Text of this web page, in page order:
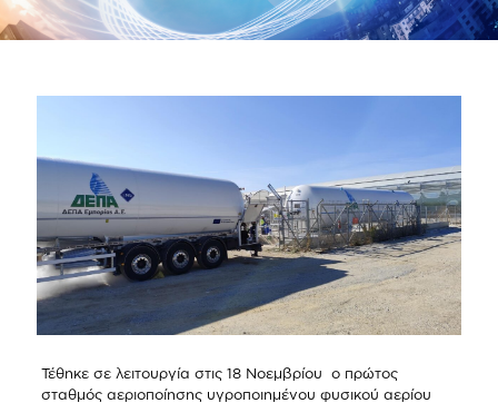
Τέθηκε σε λειτουργία στις 18 Νοεμβρίου ο πρώτος
σταθμός αεριοποίησης υγροποιημένου φυσικού αερίου